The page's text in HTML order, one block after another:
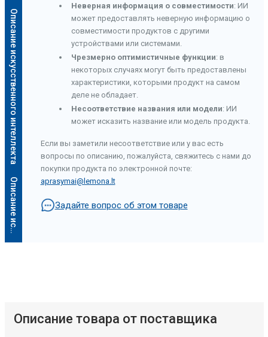
Описание искусственного интеллекта
О
п
и
с
а
н
и
е
и
с
к
у
с
с
т
в
е
н
н
о
г
о
и
н
т
е
л
л
е
к
т
а
Неверная информация о совместимости: ИИ
может предоставлять неверную информацию о
совместимости продуктов с другими
устройствами или системами.
Чрезмерно оптимистичные функции: в
некоторых случаях могут быть предоставлены
характеристики, которыми продукт на самом
деле не обладает.
Несоответствие названия или модели: ИИ
может исказить название или модель продукта.
Если вы заметили несоответствие или у вас есть
вопросы по описанию, пожалуйста, свяжитесь с нами до
покупки продукта по электронной почте:
aprasymai@lemona.lt
Задайте вопрос об этом товаре
Описание товара от поставщика